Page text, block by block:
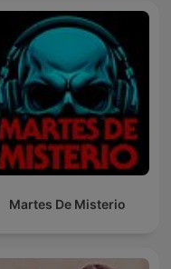
Martes De Misterio